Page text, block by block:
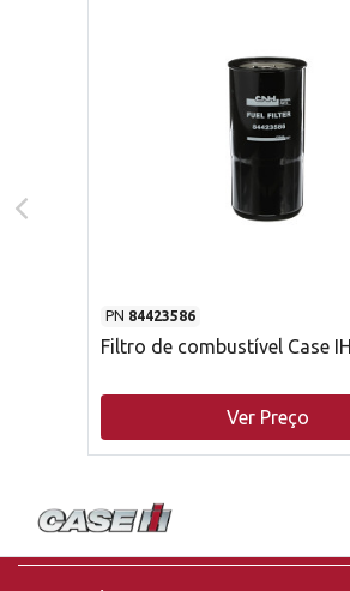
PN 84423586
Filtro de combustível Case IH
Ver Preço